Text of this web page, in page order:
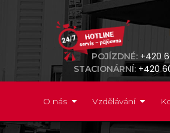
POJÍZDNÉ: +420
STACIONÁRNÍ: +420
O nás Vzdělávání